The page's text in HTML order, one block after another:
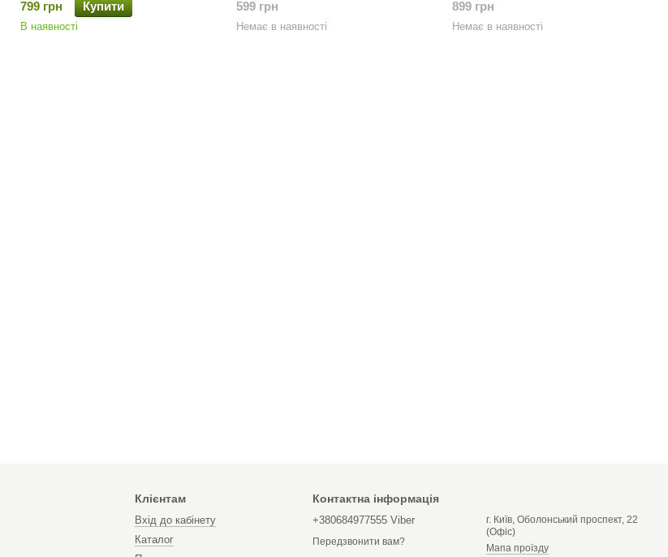
799 грн
Купити
В наявності
599 грн
Немає в наявності
899 грн
Немає в наявності
Клієнтам
Вхід до кабінету
Каталог
Контактна інформація
+380684977555 Viber
Передзвонити вам?
г. Київ, Оболонський проспект, 22
(Офіс)
Мапа проїзду